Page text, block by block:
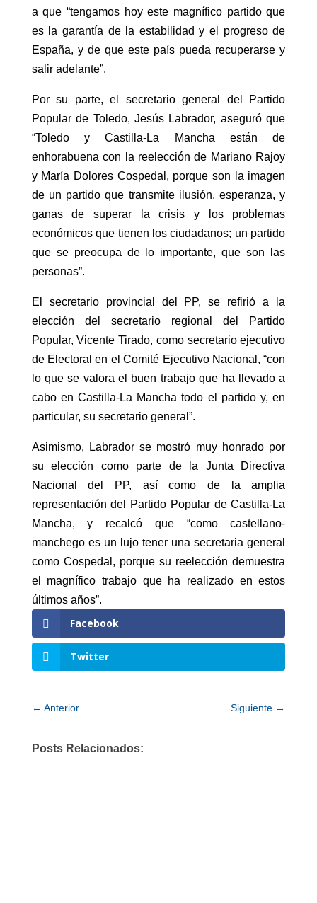
a que “tengamos hoy este magnífico partido que
es la garantía de la estabilidad y el progreso de
España, y de que este país pueda recuperarse y
salir adelante”.
Por su parte, el secretario general del Partido
Popular de Toledo, Jesús Labrador, aseguró que
“Toledo y Castilla-La Mancha están de
enhorabuena con la reelección de Mariano Rajoy
y María Dolores Cospedal, porque son la imagen
de un partido que transmite ilusión, esperanza, y
ganas de superar la crisis y los problemas
económicos que tienen los ciudadanos; un partido
que se preocupa de lo importante, que son las
personas”.
El secretario provincial del PP, se refirió a la
elección del secretario regional del Partido
Popular, Vicente Tirado, como secretario ejecutivo
de Electoral en el Comité Ejecutivo Nacional, “con
lo que se valora el buen trabajo que ha llevado a
cabo en Castilla-La Mancha todo el partido y, en
particular, su secretario general”.
Asimismo, Labrador se mostró muy honrado por
su elección como parte de la Junta Directiva
Nacional del PP, así como de la amplia
representación del Partido Popular de Castilla-La
Mancha, y recalcó que “como castellano-
manchego es un lujo tener una secretaria general
como Cospedal, porque su reelección demuestra
el magnífico trabajo que ha realizado en estos
últimos años”.
Facebook
Twitter
← Anterior Siguiente →
Posts Relacionados: